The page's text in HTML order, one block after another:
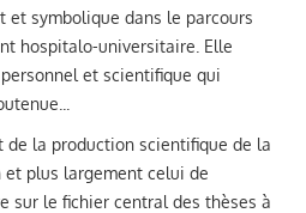
et symbolique dans le parcours
hospitalo-universitaire. Elle
et scientifique qui
de la production scientifique de la
et plus largement celui de
sur le fichier central des thèses à